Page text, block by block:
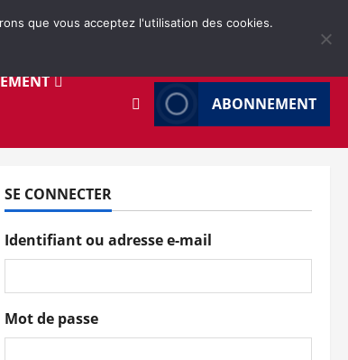
ABONNEMENT
SE CONNECTER
Identifiant ou adresse e-mail
Mot de passe
que vous acceptez l'utilisation des cookies.